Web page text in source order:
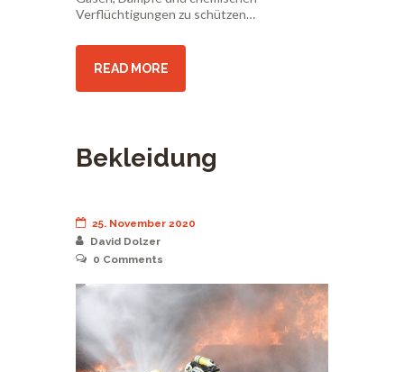
Verflüchtigungen zu schützen…
READ MORE
Bekleidung
25. November 2020
David Dolzer
0 Comments